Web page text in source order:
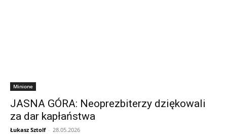
Minione
JASNA GÓRA: Neoprezbiterzy dziękowali
za dar kapłaństwa
Łukasz Sztolf - 28.05.2026